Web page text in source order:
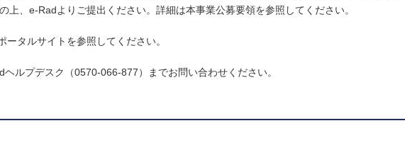
上、e-Radよりご提出ください。詳細は本事業公募要領を参照してください。
タルサイトを参照してください。
ルプデスク（0570-066-877）までお問い合わせください。